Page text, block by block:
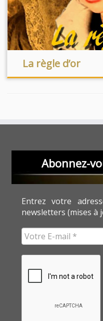
La règle d’or
Abonnez-
Entrez votre
newsletters (mises à